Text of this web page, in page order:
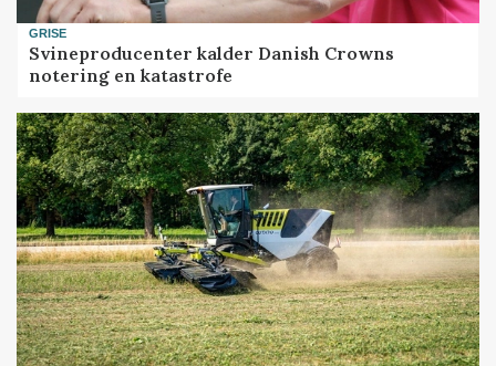
GRISE
Svineproducenter kalder Danish Crowns
notering en katastrofe